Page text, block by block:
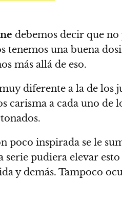
debemos decir que
tenemos una buena
más allá de eso.
diferente a la de
carisma a cada uno de
poco inspirada se le
serie pudiera elevar
y demás. Tampoco